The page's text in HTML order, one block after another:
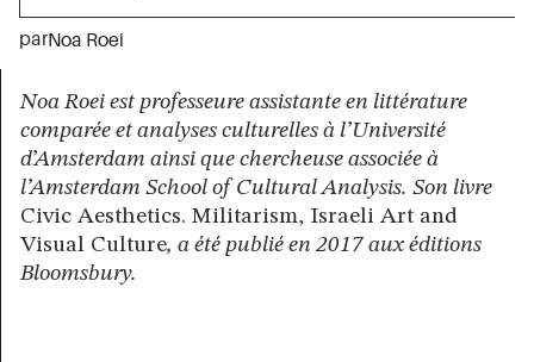
parNoa Roei
Noa Roei est professeure assistante en littérature
comparée et analyses culturelles à l’Université
d’Amsterdam ainsi que chercheuse associée à
l’Amsterdam School of Cultural Analysis. Son livre
Civic Aesthetics. Militarism, Israeli Art and
Visual Culture, a été publié en 2017 aux éditions
Bloomsbury.